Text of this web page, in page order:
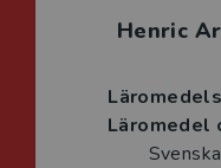
Henric
Läromedel